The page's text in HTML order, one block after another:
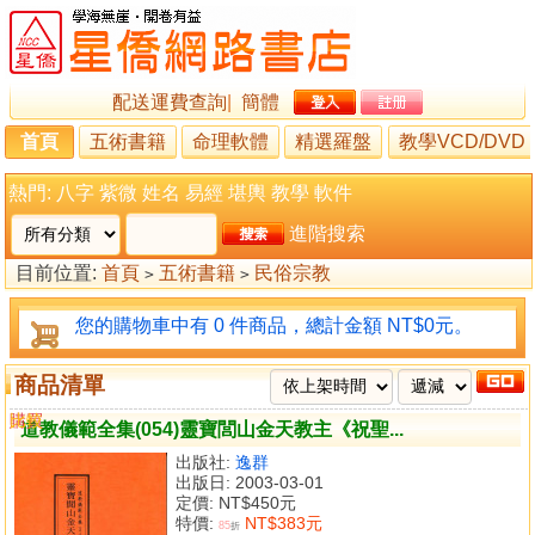
配送運費查詢
簡體
首頁
五術書籍 命理軟體 精選羅盤 教學VCD/DVD
熱門: 八字 紫微 姓名 易經 堪輿 教學 軟件
進階搜索
目前位置: 首頁 > 五術書籍 > 民俗宗教
您的購物車中有 0 件商品，總計金額 NT$0元。
商品清單
道教儀範全集(054)靈寶閭山金天教主《祝聖...
出版社: 逸群
出版日: 2003-03-01
定價: NT$450元
特價: 85折 NT$383元
購買
比較